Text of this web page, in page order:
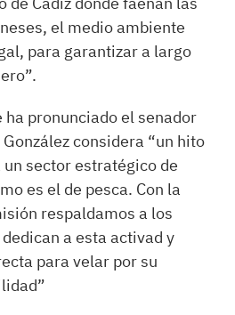
el medio ambiente
para garantizar a largo
pronunciado el senador
considera “un hito
sector estratégico de
es el de pesca. Con la
respaldamos a los
a esta activad y
para velar por su